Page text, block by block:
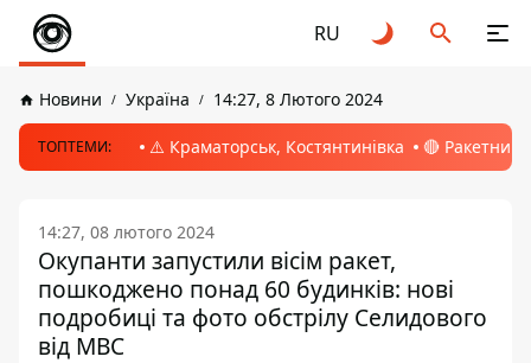
RU
Новини Україна 14:27, 8 Лютого 2024
ТОПТЕМИ: ⚠️ Краматорськ, Костянтинівка 🔴 Ракетний
14:27, 08 лютого 2024
Окупанти запустили вісім ракет,
пошкоджено понад 60 будинків: нові
подробиці та фото обстрілу Селидового
від МВС